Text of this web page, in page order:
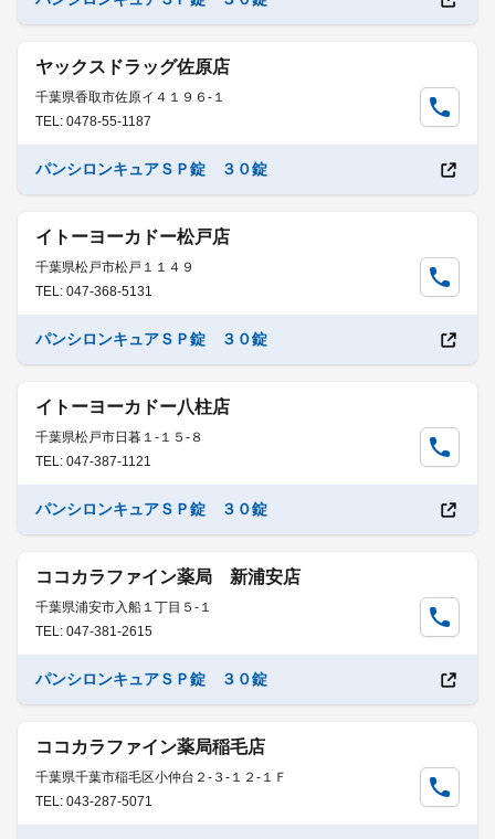
ヤックスドラッグ佐原店
千葉県香取市佐原イ４１９６-１
TEL: 0478-55-1187
パンシロンキュアＳＰ錠 ３０錠
イトーヨーカドー松戸店
千葉県松戸市松戸１１４９
TEL: 047-368-5131
パンシロンキュアＳＰ錠 ３０錠
イトーヨーカドー八柱店
千葉県松戸市日暮１-１５-８
TEL: 047-387-1121
パンシロンキュアＳＰ錠 ３０錠
ココカラファイン薬局 新浦安店
千葉県浦安市入船１丁目５-１
TEL: 047-381-2615
パンシロンキュアＳＰ錠 ３０錠
ココカラファイン薬局稲毛店
千葉県千葉市稲毛区小仲台２-３-１２-１Ｆ
TEL: 043-287-5071